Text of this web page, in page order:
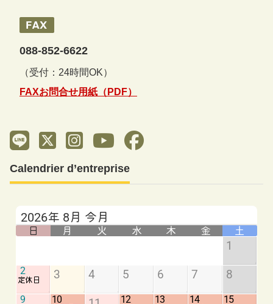
088-852-6622
（受付：24時間OK）
FAXお問合せ用紙（PDF）
Calendrier d’entreprise